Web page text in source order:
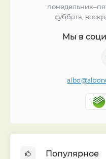
суббота,
Мы в
Популярное